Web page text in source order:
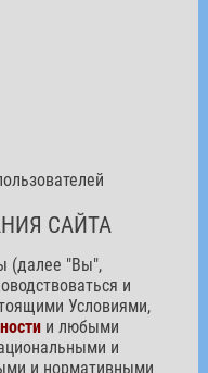
САЙТА
(далее "Вы",
и
Условиями,
и любыми
и
и нормативными